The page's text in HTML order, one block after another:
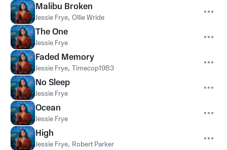
Malibu Broken
Jessie Frye, Ollie Wride
The One
Jessie Frye
Faded Memory
Jessie Frye, Timecop1983
No Sleep
Jessie Frye
Ocean
Jessie Frye
High
Jessie Frye, Robert Parker